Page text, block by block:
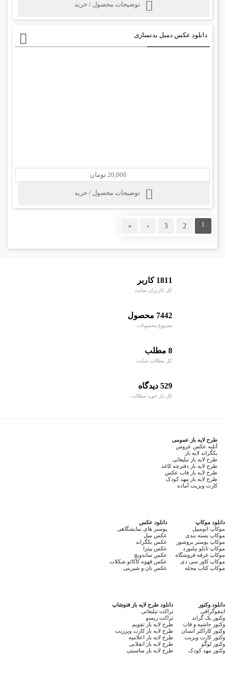
توضیحات محصول / خرید
دانلود عکس دمبل بدنسازی
20,000 تومان
توضیحات محصول / خرید
1
2
3
›
»
1811 کاربر
کل کاربران سایت
7442 محصول
مجموع محصولات
8 مطلب
کل مطالب سایت
529 دیدگاه
کل باز خورد مطالب
طرح لایه باز عمومی
آتلیه عکس عروس
بکگراند لایه باز
طرح لایه باز تبلیغاتی
طرح لایه باز دفترچه کاغذ
طرح لایه باز قاب عکس
طرح لایه باز مهد کودک
کارت ویزیت آماده
دانلود موکاپ
موکاپ اتومبیل
موکاپ بسته بندی
موکاپ پوستر بروشور
موکاپ تابلو بیلبورد
موکاپ غرفه فروشگاه
موکاپ کاور سی دی
موکاپ کتاب مجله
دانلود عکس
پوستر های نمایشگاهی
عکس مبل
عکس بکگراند
عکس پیتزا
عکس ساندویچ
عکس قهوه کاکائو شکلات
عکس نان و شیرینی
دانلود وکتور
اینفوگرافی
وکتور بک گراند
وکتور حاشیه و قاب
وکتور کاراکتر انسان
وکتور کارت ویزیت
وکتور لوگو
وکتور مهد کودک
دانلود طرح لایه باز فتوشاپ
تراکت تبلیغاتی
تراکت ریسو
طرح لایه باز تقویم
طرح لایه باز کارت ویززیت
طرح لایه باز اعلامیه
طرح لایه باز انقلابی
طرح لایه باز مناسبتی